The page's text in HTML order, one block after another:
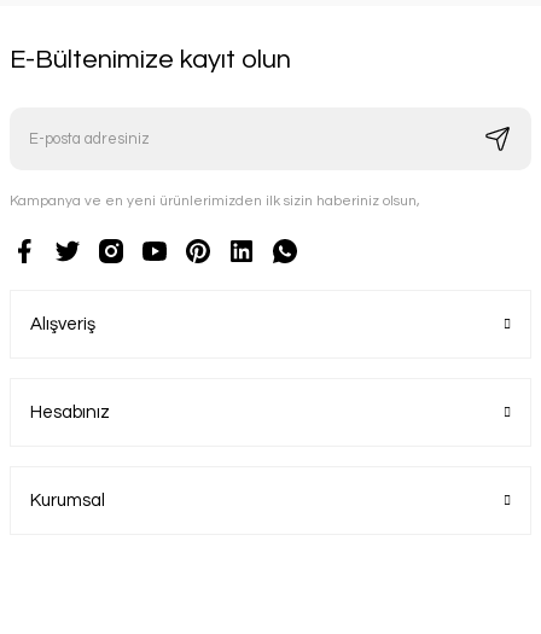
E-Bültenimize kayıt olun
Kampanya ve en yeni ürünlerimizden ilk sizin haberiniz olsun,
Alışveriş
Hesabınız
Kurumsal